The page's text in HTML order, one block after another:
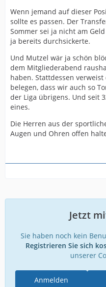
Wenn jemand auf dieser
sollte es passen. Der
Sommer sei ja nicht am
ja bereits durchsickerte.
Und Mutzel wär ja schön
dem Mitgliederabend
haben. Stattdessen
belegen, dass wir auch so
der Liga übrigens. Und seit
eines.
Die Herren aus der
Augen und Ohren offen
Jetzt
Sie haben noch kein
Registrieren Sie sich
unserer
Anmelden